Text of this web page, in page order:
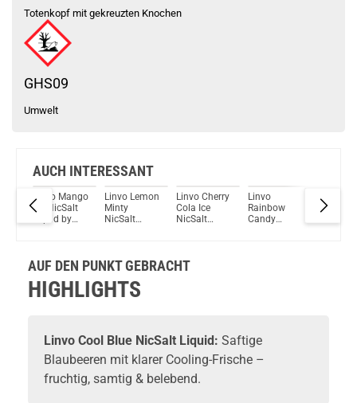
Totenkopf mit gekreuzten Knochen
GHS09
Umwelt
AUCH INTERESSANT
Linvo Mango
Ice NicSalt
Liquid by
Linvo Lemon
Minty
NicSalt
Linvo Cherry
Cola Ice
NicSalt
Linvo
Rainbow
Candy
Linvo
Blue
AUF DEN PUNKT GEBRACHT
HIGHLIGHTS
Linvo Cool Blue NicSalt Liquid: Saftige
Blaubeeren mit klarer Cooling-Frische –
fruchtig, samtig & belebend.